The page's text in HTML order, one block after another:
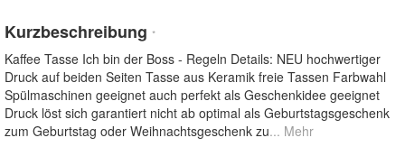
Kurzbeschreibung *
Kaffee Tasse Ich bin der Boss - Regeln Details: NEU hochwertiger
Druck auf beiden Seiten Tasse aus Keramik freie Tassen Farbwahl
Spülmaschinen geeignet auch perfekt als Geschenkidee geeignet
Druck löst sich garantiert nicht ab optimal als Geburtstagsgeschenk
zum Geburtstag oder Weihnachtsgeschenk zu... Mehr